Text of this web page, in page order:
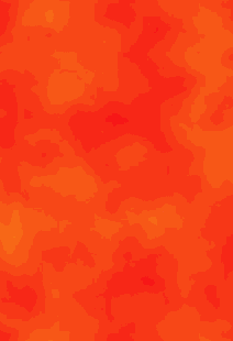
味时事、笑话集锦、家庭生活、
们联系。